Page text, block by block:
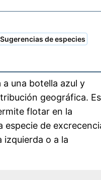
Sugerencias de especies
a una botella azul y
geográfica. Es
flotar en la
especie de
izquierda o a la